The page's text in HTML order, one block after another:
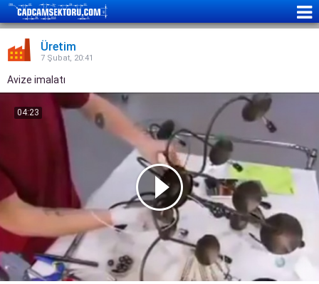
Üretim
7 Şubat, 20:41
Avize imalatı
04:23